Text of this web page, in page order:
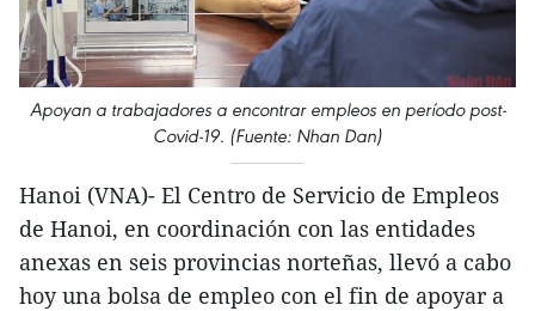
Apoyan a trabajadores a encontrar empleos en período post-
Covid-19. (Fuente: Nhan Dan)
Hanoi (VNA)- El Centro de Servicio de Empleos
de Hanoi, en coordinación con las entidades
anexas en seis provincias norteñas, llevó a cabo
hoy una bolsa de empleo con el fin de apoyar a